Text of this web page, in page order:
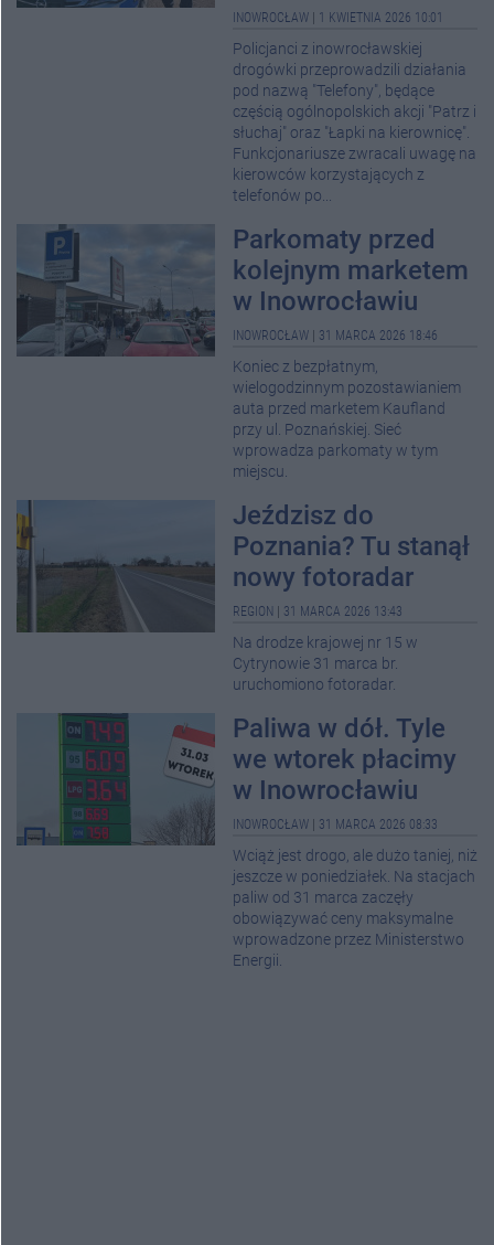
INOWROCŁAW 1 KWIETNIA 2026 10:01
Policjanci z inowrocławskiej
drogówki przeprowadzili działania
pod nazwą "Telefony", będące
częścią ogólnopolskich akcji "Patrz i
słuchaj" oraz "Łapki na kierownicę".
Funkcjonariusze zwracali uwagę na
kierowców korzystających z
telefonów po...
Parkomaty przed
kolejnym marketem
w Inowrocławiu
INOWROCŁAW 31 MARCA 2026 18:46
Koniec z bezpłatnym,
wielogodzinnym pozostawianiem
auta przed marketem Kaufland
przy ul. Poznańskiej. Sieć
wprowadza parkomaty w tym
miejscu.
Jeździsz do
Poznania? Tu stanął
nowy fotoradar
REGION 31 MARCA 2026 13:43
Na drodze krajowej nr 15 w
Cytrynowie 31 marca br.
uruchomiono fotoradar.
Paliwa w dół. Tyle
we wtorek płacimy
w Inowrocławiu
INOWROCŁAW 31 MARCA 2026 08:33
Wciąż jest drogo, ale dużo taniej, niż
jeszcze w poniedziałek. Na stacjach
paliw od 31 marca zaczęły
obowiązywać ceny maksymalne
wprowadzone przez Ministerstwo
Energii.